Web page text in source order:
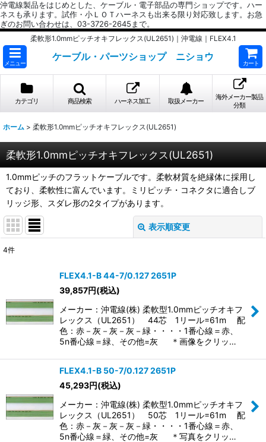
沖電線製品をはじめとした、ケーブル・電子部品の専門ショップです。ハー
ネスも承ります。試作・小ＬＯＴハーネスも出来る限り対応致します。お急
ぎのお問い合わせは、03-3726-2645まで。
柔軟形1.0mmピッチオキフレックス(UL2651)｜沖電線｜FLEX4.1
メニュー
ケーブル・パーツショップ ニショウ
カート
カテゴリ 商品検索 ハーネス加工 取扱メーカー
海外メーカー製品
分類
ホーム > 柔軟形1.0mmピッチオキフレックス(UL2651)
柔軟形1.0mmピッチオキフレックス(UL2651)
1.0mmピッチのフラットケーブルです。柔軟材質を絶縁体に採用し
ており、柔軟性に富んでいます。ミリピッチ・コネクタに適合しブ
リッジ形、スダレ形の2タイプがあります。
表示順変更
サブカテゴリ
表示数:
絞り込む
4件
FLEX4.1-B 44-7/0.127 2651P
39,857円(税込)
メーカー：沖電線(株) 柔軟型1.0mmピッチオキフ
レックス（UL2651） 44芯 1リール=61m 配
色：赤－灰－灰－灰－緑・・・・1番心線＝赤、
5n番心線＝緑、その他=灰 ＊画像をクリッ…
FLEX4.1-B 50-7/0.127 2651P
45,293円(税込)
メーカー：沖電線(株) 柔軟型1.0mmピッチオキフ
レックス（UL2651） 50芯 1リール=61m 配
色：赤－灰－灰－灰－緑・・・・1番心線＝赤、
5n番心線＝緑、その他=灰 ＊写真をクリッ…